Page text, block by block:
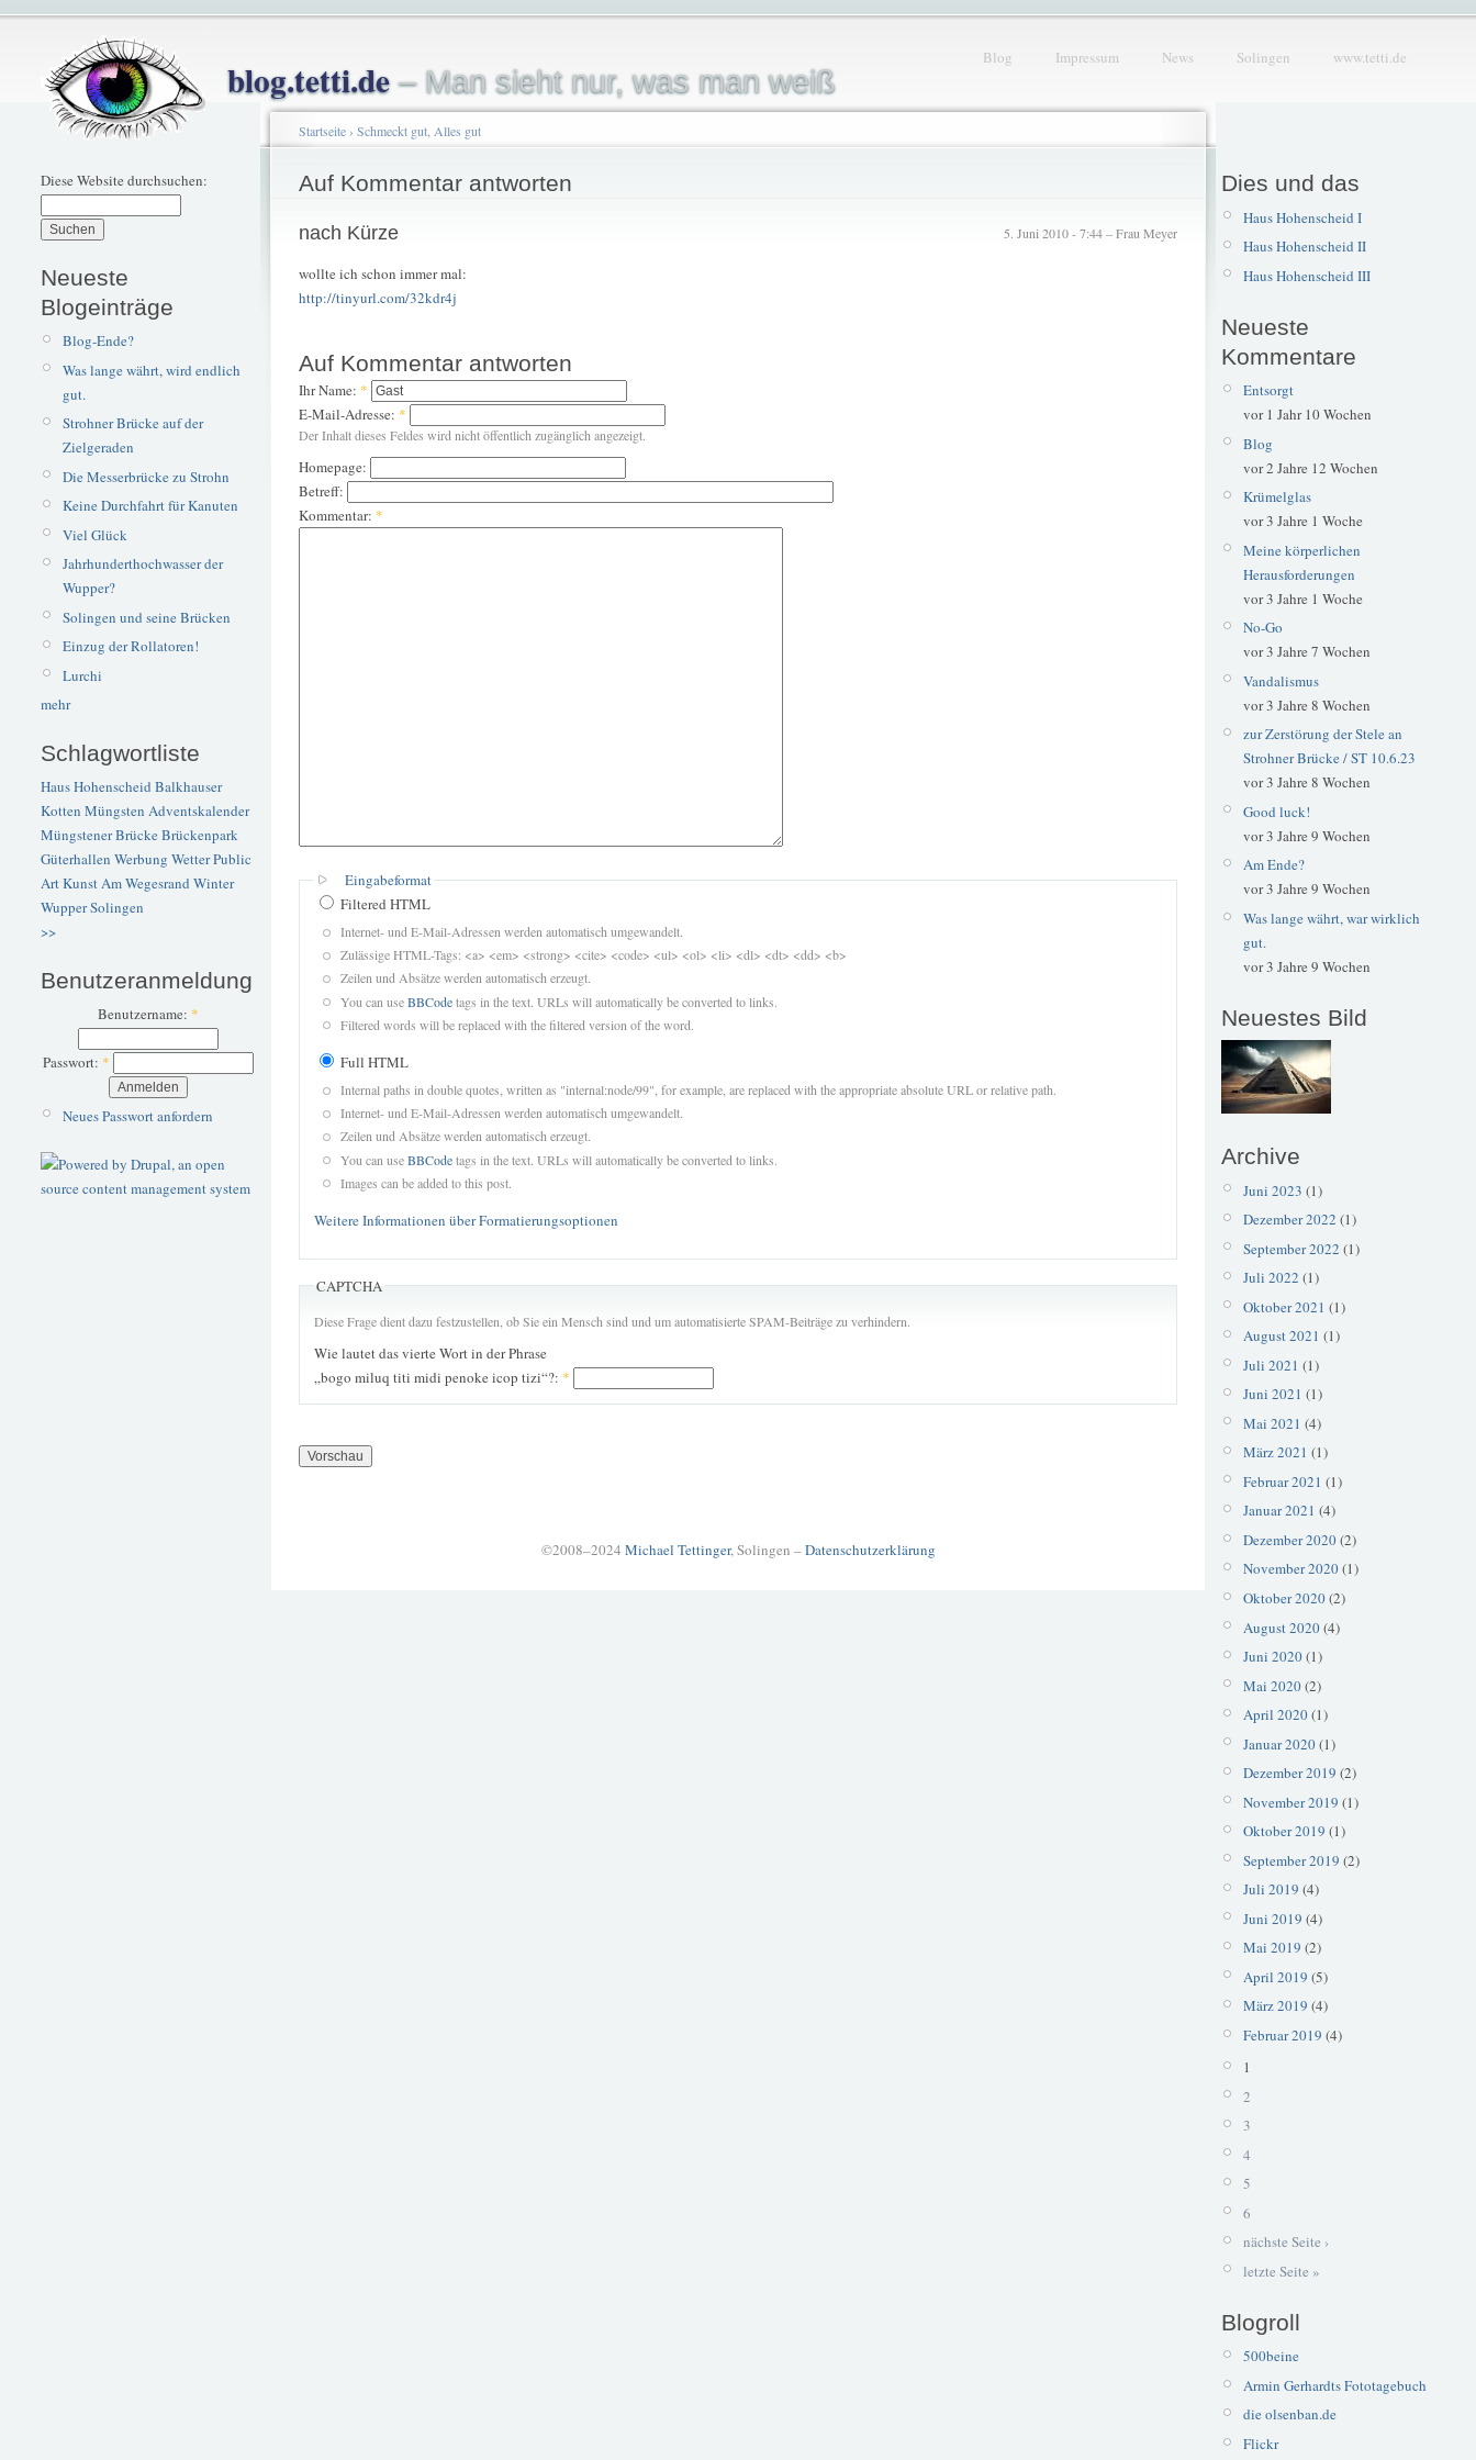
blog.tetti.de– Man sieht nur, was man weiß
Blog Impressum News Solingen www.tetti.de
Diese Website durchsuchen:
Neueste
Blogeinträge
Blog-Ende?
Was lange währt, wird endlich
gut.
Strohner Brücke auf der
Zielgeraden
Die Messerbrücke zu Strohn
Keine Durchfahrt für Kanuten
Viel Glück
Jahrhunderthochwasser der
Wupper?
Solingen und seine Brücken
Einzug der Rollatoren!
Lurchi
mehr
Schlagwortliste
Haus Hohenscheid Balkhauser
Kotten Müngsten Adventskalender
Müngstener BrückeBrückenpark
Güterhallen Werbung WetterPublic
ArtKunstAm Wegesrand Winter
WupperSolingen
>>
Benutzeranmeldung
Benutzername: *
Passwort: *
Neues Passwort anfordern
Startseite› Schmeckt gut, Alles gut
Auf Kommentar antworten
5. Juni 2010 - 7:44 – Frau Meyer
nach Kürze
wollte ich schon immer mal:
http://tinyurl.com/32kdr4j
Auf Kommentar antworten
Ihr Name: *
E-Mail-Adresse: *
Der Inhalt dieses Feldes wird nicht öffentlich zugänglich angezeigt.
Homepage:
Betreff:
Kommentar: *
Eingabeformat
Filtered HTML
Internet- und E-Mail-Adressen werden automatisch umgewandelt.
Zulässige HTML-Tags: <a> <em> <strong> <cite> <code> <ul> <ol> <li> <dl> <dt> <dd> <b>
Zeilen und Absätze werden automatisch erzeugt.
You can useBBCodetags in the text. URLs will automatically be converted to links.
Filtered words will be replaced with the filtered version of the word.
Full HTML
Internal paths in double quotes, written as "internal:node/99", for example, are replaced with the appropriate absolute URL or relative path.
Internet- und E-Mail-Adressen werden automatisch umgewandelt.
Zeilen und Absätze werden automatisch erzeugt.
You can useBBCodetags in the text. URLs will automatically be converted to links.
Images can be added to this post.
Weitere Informationen über Formatierungsoptionen
CAPTCHA
Diese Frage dient dazu festzustellen, ob Sie ein Mensch sind und um automatisierte SPAM-Beiträge zu verhindern.
Wie lautet das vierte Wort in der Phrase
„bogo miluq titi midi penoke icop tizi“?: *
©2008–2024 Michael Tettinger, Solingen –Datenschutzerklärung
Dies und das
Haus Hohenscheid I
Haus Hohenscheid II
Haus Hohenscheid III
Neueste
Kommentare
Entsorgt
vor 1 Jahr 10 Wochen
Blog
vor 2 Jahre 12 Wochen
Krümelglas
vor 3 Jahre 1 Woche
Meine körperlichen
Herausforderungen
vor 3 Jahre 1 Woche
No-Go
vor 3 Jahre 7 Wochen
Vandalismus
vor 3 Jahre 8 Wochen
zur Zerstörung der Stele an
Strohner Brücke / ST 10.6.23
vor 3 Jahre 8 Wochen
Good luck!
vor 3 Jahre 9 Wochen
Am Ende?
vor 3 Jahre 9 Wochen
Was lange währt, war wirklich
gut.
vor 3 Jahre 9 Wochen
Neuestes Bild
Archive
Juni 2023 (1)
Dezember 2022 (1)
September 2022 (1)
Juli 2022 (1)
Oktober 2021 (1)
August 2021 (1)
Juli 2021 (1)
Juni 2021 (1)
Mai 2021 (4)
März 2021 (1)
Februar 2021 (1)
Januar 2021 (4)
Dezember 2020(2)
November 2020(1)
Oktober 2020(2)
August 2020(4)
Juni 2020(1)
Mai 2020(2)
April 2020(1)
Januar 2020(1)
Dezember 2019 (2)
November 2019 (1)
Oktober 2019 (1)
September 2019 (2)
Juli 2019 (4)
Juni 2019 (4)
Mai 2019 (2)
April 2019 (5)
März 2019 (4)
Februar 2019 (4)
1
2
3
4
5
6
nächste Seite ›
letzte Seite »
Blogroll
500beine
Armin Gerhardts Fototagebuch
die olsenban.de
Flickr